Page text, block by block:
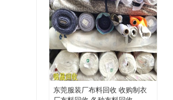
东莞服装厂布料回收 收购制衣